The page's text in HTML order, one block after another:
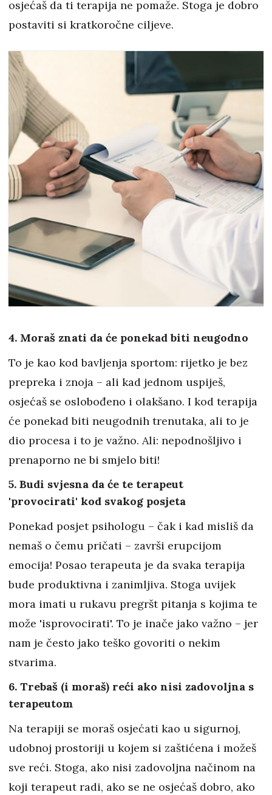
osjećaš da ti terapija ne pomaže. Stoga je dobro
postaviti si kratkoročne ciljeve.
4. Moraš znati da će ponekad biti neugodno
To je kao kod bavljenja sportom: rijetko je bez
prepreka i znoja – ali kad jednom uspiješ,
osjećaš se oslobođeno i olakšano. I kod terapija
će ponekad biti neugodnih trenutaka, ali to je
dio procesa i to je važno. Ali: nepodnošljivo i
prenaporno ne bi smjelo biti!
5. Budi svjesna da će te terapeut
'provocirati' kod svakog posjeta
Ponekad posjet psihologu – čak i kad misliš da
nemaš o čemu pričati – završi erupcijom
emocija! Posao terapeuta je da svaka terapija
bude produktivna i zanimljiva. Stoga uvijek
mora imati u rukavu pregršt pitanja s kojima te
može 'isprovocirati'. To je inače jako važno – jer
nam je često jako teško govoriti o nekim
stvarima.
6. Trebaš (i moraš) reći ako nisi zadovoljna s
terapeutom
Na terapiji se moraš osjećati kao u sigurnoj,
udobnoj prostoriji u kojem si zaštićena i možeš
sve reći. Stoga, ako nisi zadovoljna načinom na
koji terapeut radi, ako se ne osjećaš dobro, ako